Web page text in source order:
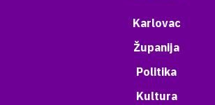
Karlovac
Županija
Politika
Kultura